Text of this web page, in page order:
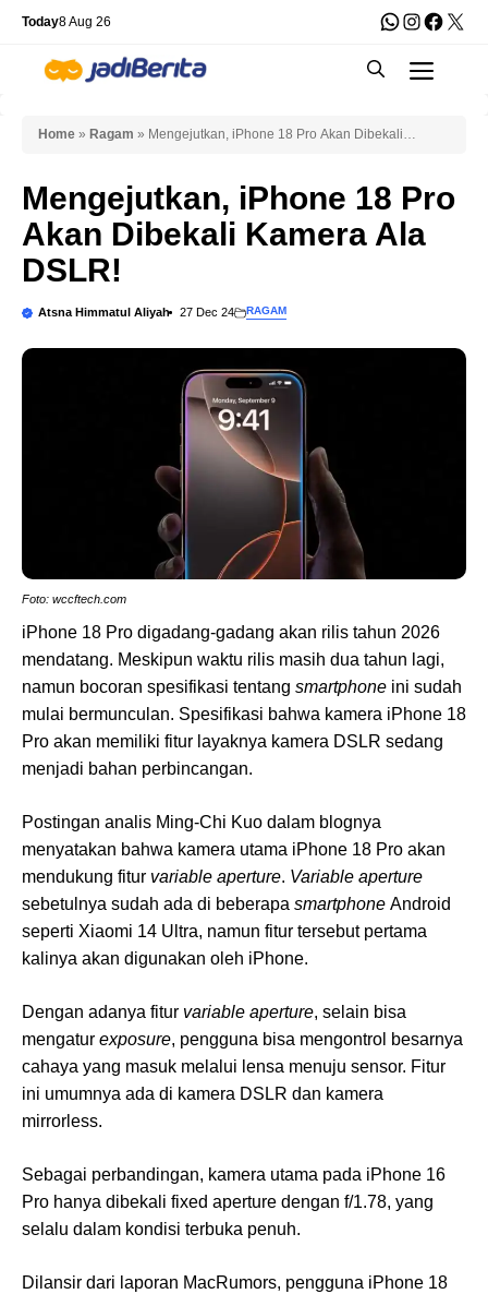
Skip
content
Today8 Aug 26 WhatsApp
X
Home » Ragam » Mengejutkan, iPhone 18 Pro Akan Dibekali
Mengejutkan, iPhone 18 Pro
Akan Dibekali Kamera Ala
DSLR!
Atsna Himmatul Aliyah 27 Dec 24 RAGAM
Foto: wccftech.com
iPhone 18 Pro digadang-gadang akan rilis tahun 2026
mendatang. Meskipun waktu rilis masih dua tahun lagi,
namun bocoran spesifikasi tentang smartphone ini sudah
mulai bermunculan. Spesifikasi bahwa kamera iPhone 18
Pro akan memiliki fitur layaknya kamera DSLR sedang
menjadi bahan perbincangan.
Postingan analis Ming-Chi Kuo dalam blognya
menyatakan bahwa kamera utama iPhone 18 Pro akan
mendukung fitur variable aperture. Variable aperture
sebetulnya sudah ada di beberapa smartphone Android
seperti Xiaomi 14 Ultra, namun fitur tersebut pertama
kalinya akan digunakan oleh iPhone.
Dengan adanya fitur variable aperture, selain bisa
mengatur exposure, pengguna bisa mengontrol besarnya
cahaya yang masuk melalui lensa menuju sensor. Fitur
ini umumnya ada di kamera DSLR dan kamera
mirrorless.
Sebagai perbandingan, kamera utama pada iPhone 16
Pro hanya dibekali fixed aperture dengan f/1.78, yang
selalu dalam kondisi terbuka penuh.
Dilansir dari laporan MacRumors, pengguna iPhone 18